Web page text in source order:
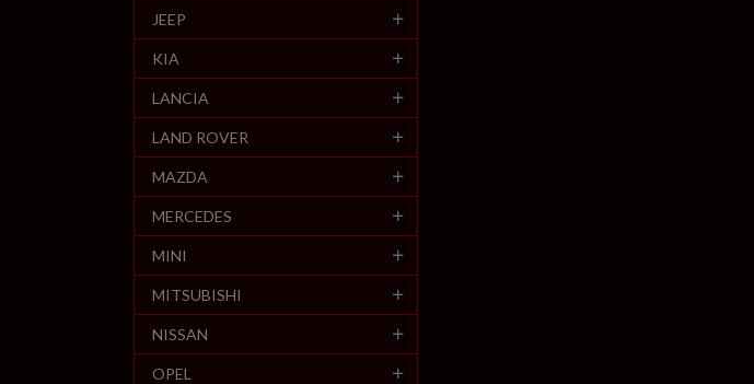
JEEP
KIA
LANCIA
LAND ROVER
MAZDA
MERCEDES
MINI
MITSUBISHI
NISSAN
OPEL